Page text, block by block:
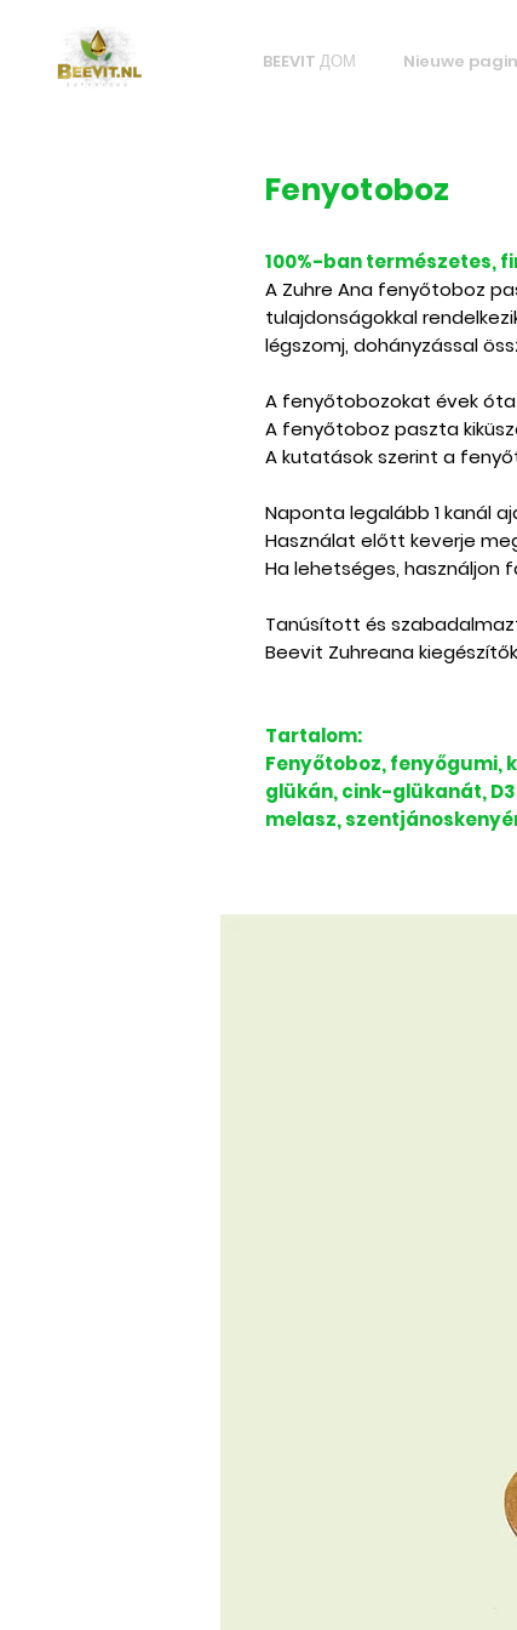
BEEVIT ДОМ Nieuwe
Fenyotoboz
100%-ban természetes,
A Zuhre Ana fenyőtoboz
tulajdonságokkal
légszomj, dohányzással
A fenyőtobozokat évek
A fenyőtoboz paszta
A kutatások szerint a
Naponta legalább 1 kanál
Használat előtt keverje
Ha lehetséges, használjon
Tanúsított és
Beevit Zuhreana kiegészítők
Tartalom:
Fenyőtoboz, fenyőgumi,
glükán, cink-glükanát,
melasz,